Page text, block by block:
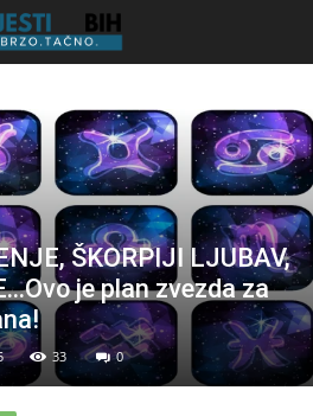
ŠKORPIJI LJUBAV,
je plan zvezda za
33 0